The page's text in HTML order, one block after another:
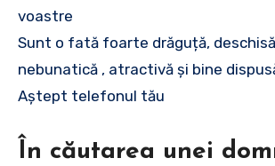
voastre
Sunt o fată foarte drăguță,
nebunatică , atractivă și bine
Aștept telefonul tău
În căutarea unei